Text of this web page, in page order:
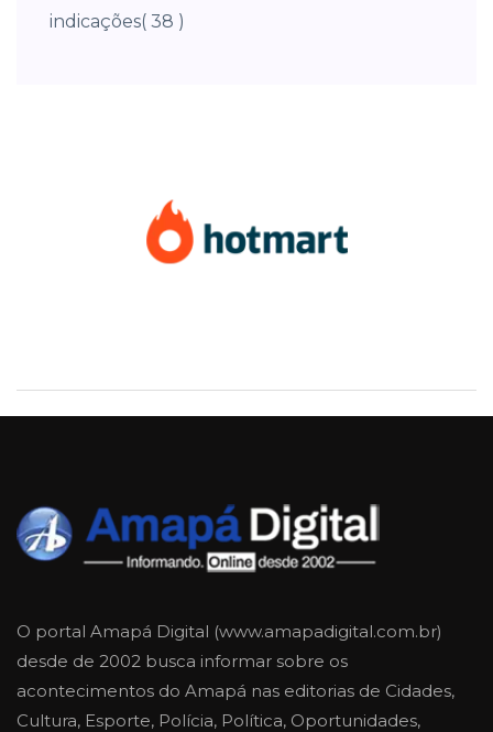
indicações( 38 )
O portal Amapá Digital (www.amapadigital.com.br)
desde de 2002 busca informar sobre os
acontecimentos do Amapá nas editorias de Cidades,
Cultura, Esporte, Polícia, Política, Oportunidades,